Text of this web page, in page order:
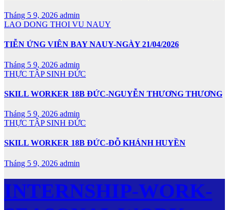
Tháng 5 9, 2026 admin
LAO DONG THOI VU NAUY
TIỄN ỨNG VIÊN BAY NAUY-NGÀY 21/04/2026
Tháng 5 9, 2026 admin
THỰC TẬP SINH ĐỨC
SKILL WORKER 18B ĐỨC-NGUYỄN THƯƠNG THƯƠNG
Tháng 5 9, 2026 admin
THỰC TẬP SINH ĐỨC
SKILL WORKER 18B ĐỨC-ĐỖ KHÁNH HUYỀN
Tháng 5 9, 2026 admin
INTERNSHIP-WORK-